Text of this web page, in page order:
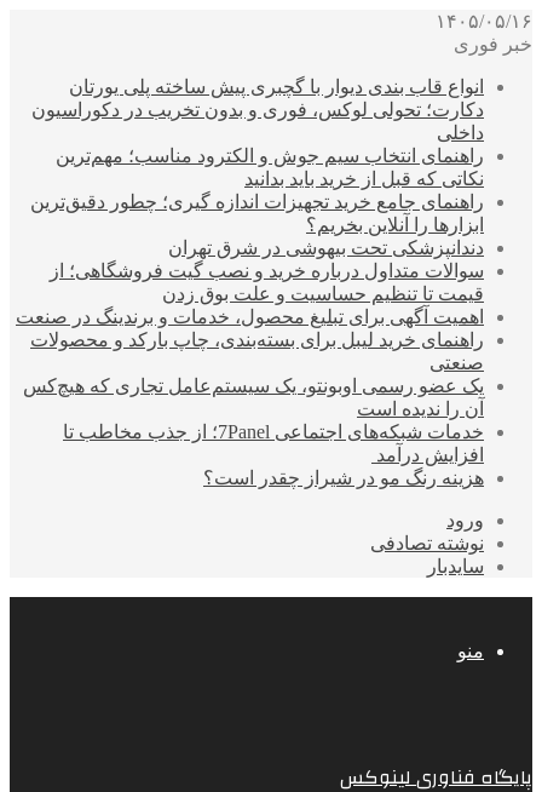
۱۴۰۵/۰۵/۱۶
خبر فوری
انواع قاب بندی دیوار با گچبری پیش ساخته پلی یورتان
دکارت؛ تحولی لوکس، فوری و بدون تخریب در دکوراسیون
داخلی
راهنمای انتخاب سیم جوش و الکترود مناسب؛ مهم‌ترین
نکاتی که قبل از خرید باید بدانید
راهنمای جامع خرید تجهیزات اندازه گیری؛ چطور دقیق‌ترین
ابزارها را آنلاین بخریم؟
دندانپزشکی تحت بیهوشی در شرق تهران
سوالات متداول درباره خرید و نصب گیت فروشگاهی؛ از
قیمت تا تنظیم حساسیت و علت بوق زدن
اهمیت آگهی برای تبلیغ محصول، خدمات و برندینگ در صنعت
راهنمای خرید لیبل برای بسته‌بندی، چاپ بارکد و محصولات
صنعتی
یک عضو رسمی اوبونتو، یک سیستم‌عامل تجاری که هیچ‌کس
آن را ندیده است
خدمات شبکه‌های اجتماعی 7Panel؛ از جذب مخاطب تا
افزایش درآمد
هزینه رنگ مو در شیراز چقدر است؟
ورود
نوشته تصادفی
سایدبار
منو
پایگاه فناوری لینوکس